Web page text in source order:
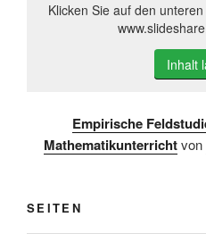
Klicken Sie auf den
Inhalt
Empirische
Mathematikunterrichtvon
SEITEN